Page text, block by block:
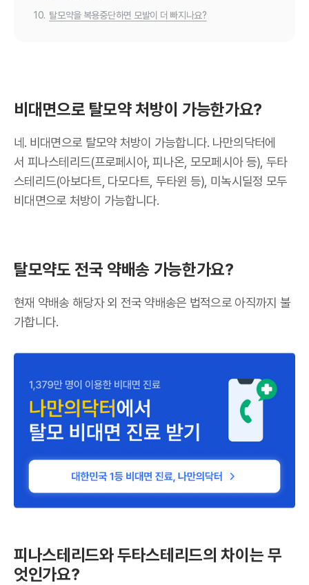
10. 탈모약을 복용중단하면 모발이 더 빠지나요?
비대면으로 탈모약 처방이 가능한가요?
네. 비대면으로 탈모약 처방이 가능합니다. 나만의닥터에
서 피나스테리드(프로페시아, 피나온, 모모페시아 등), 두타
스테리드(아보다트, 다모다트, 두타윈 등), 미녹시딜정 모두
비대면으로 처방이 가능합니다.
탈모약도 전국 약배송 가능한가요?
현재 약배송 해당자 외 전국 약배송은 법적으로 아직까지 불
가합니다.
피나스테리드와 두타스테리드의 차이는 무
엇인가요?